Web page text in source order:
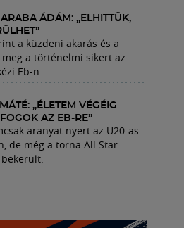
ÁDÁM: „ELHITTÜK,
a küzdeni akarás és a
a történelmi sikert az
Eb-n.
„ÉLETEM VÉGÉIG
AZ EB-RE”
aranyat nyert az U20-as
de még a torna All Star-